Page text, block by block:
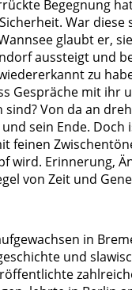
Begegnung
War diese
glaubt er,
aussteigt und
zu
Gespräche mit ihr
Von da an
sein Ende. Doch
feinen
wird. Erinnerung,
von Zeit und
in
und